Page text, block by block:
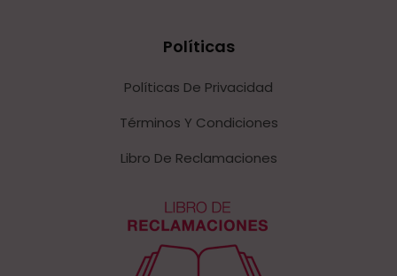
Políticas
Políticas De Privacidad
Términos Y Condiciones
Libro De Reclamaciones